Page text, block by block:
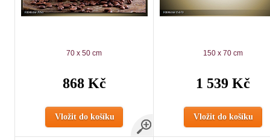
70 x 50 cm
868 Kč
Vložit do košíku
150 x 70 cm
1 539 Kč
Vložit do košíku